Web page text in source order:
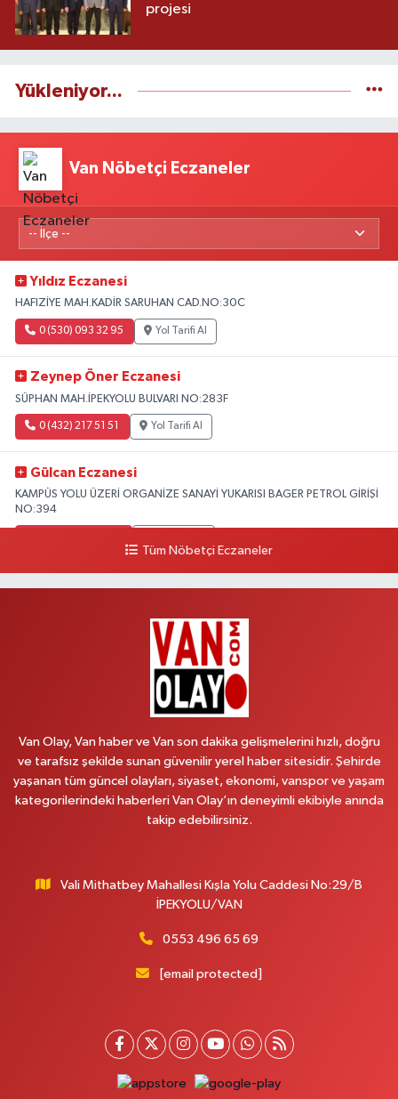
projesi
Yükleniyor...
Van Nöbetçi Eczaneler
Yıldız Eczanesi
HAFIZİYE MAH.KADİR SARUHAN CAD.NO:30C
0 (530) 093 32 95 Yol Tarifi Al
Zeynep Öner Eczanesi
SÜPHAN MAH.İPEKYOLU BULVARI NO:283F
0 (432) 217 51 51 Yol Tarifi Al
Gülcan Eczanesi
KAMPÜS YOLU ÜZERİ ORGANİZE SANAYİ YUKARISI BAGER PETROL GİRİŞİ
NO:394
HEKİM HASTANESİ ACİL KARŞISI
Yol Tarifi Al
MAHMUDİYE MAH.ATATÜRK CAD.NO:17B
0 (531) 621 69 65 Yol Tarifi Al
Onay Eczanesi
Yenı Derman Eczanesi
Akdamar Hastanesi Acil yanı. İpekyolu. Hatuniye mahallesi terzioğlu, Eski
Yol Tarifi Al
Hayat Eczanesi
Kışla Mah.Çınarlı Cad.1038 Sk.No:93 3-4
0 (432) 354 37 36 Yol Tarifi Al
Tüm Nöbetçi Eczaneler
Van Olay, Van haber ve Van son dakika gelişmelerini hızlı, doğru
ve tarafsız şekilde sunan güvenilir yerel haber sitesidir. Şehirde
yaşanan tüm güncel olayları, siyaset, ekonomi, vanspor ve yaşam
kategorilerindeki haberleri Van Olay’ın deneyimli ekibiyle anında
takip edebilirsiniz.
Vali Mithatbey Mahallesi Kışla Yolu Caddesi No:29/B
İPEKYOLU/VAN
0553 496 65 69
[email protected]